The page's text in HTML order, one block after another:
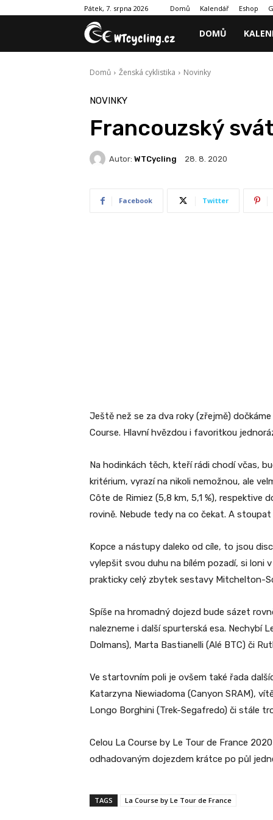
Pátek, 7. srpna 2026 Domů Kalendář Eshop
DOMŮ
Domů Ženská cyklistika Novinky
NOVINKY
Francouzský
Autor: WTCycling 28. 8. 2020
Facebook Twitter
Ještě než se za dva roky (zřejmě)
Course. Hlavní hvězdou i favoritkou
Na hodinkách těch, kteří rádi chodí včas,
kritérium, vyrazí na nikoli nemožnou, ale
Côte de Rimiez (5,8 km, 5,1 %), respektive
rovině. Nebude tedy na co čekat. A
Kopce a nástupy daleko od cíle, to jsou
vylepšit svou duhu na bílém pozadí, si loni
prakticky celý zbytek sestavy Mitchelton-
Spíše na hromadný dojezd bude sázet
nalezneme i další spurterská esa. Nechybí
Dolmans), Marta Bastianelli (Alé BTC) či
Ve startovním poli je ovšem také řada
Katarzyna Niewiadoma (Canyon SRAM),
Longo Borghini (Trek-Segafredo) či stále
Celou La Course by Le Tour de France
odhadovaným dojezdem krátce po půl
TAGS La Course by Le Tour de France